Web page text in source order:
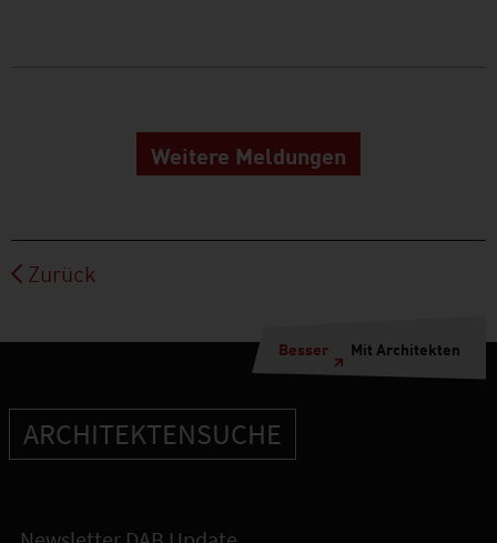
Weitere Meldungen
Zurück
Besser Mit Architekten
ARCHITEKTENSUCHE